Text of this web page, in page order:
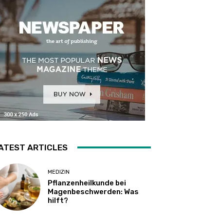
ARTICLES
MEDIZIN
Pflanzenheilkunde bei
Magenbeschwerden: Was
hilft?